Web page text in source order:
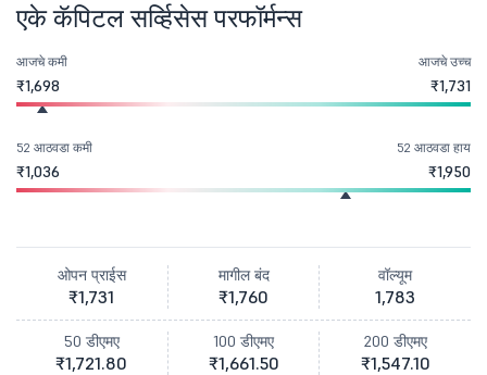
एके कॅपिटल सर्व्हिसेस परफॉर्मन्स
आजचे कमी
₹1,698
आजचे उच्च
₹1,731
52 आठवडा कमी
₹1,036
52 आठवडा हाय
₹1,950
ओपन प्राईस
₹1,731
मागील बंद
₹1,760
वॉल्यूम
1,783
50 डीएमए
₹1,721.80
100 डीएमए
₹1,661.50
200 डीएमए
₹1,547.10